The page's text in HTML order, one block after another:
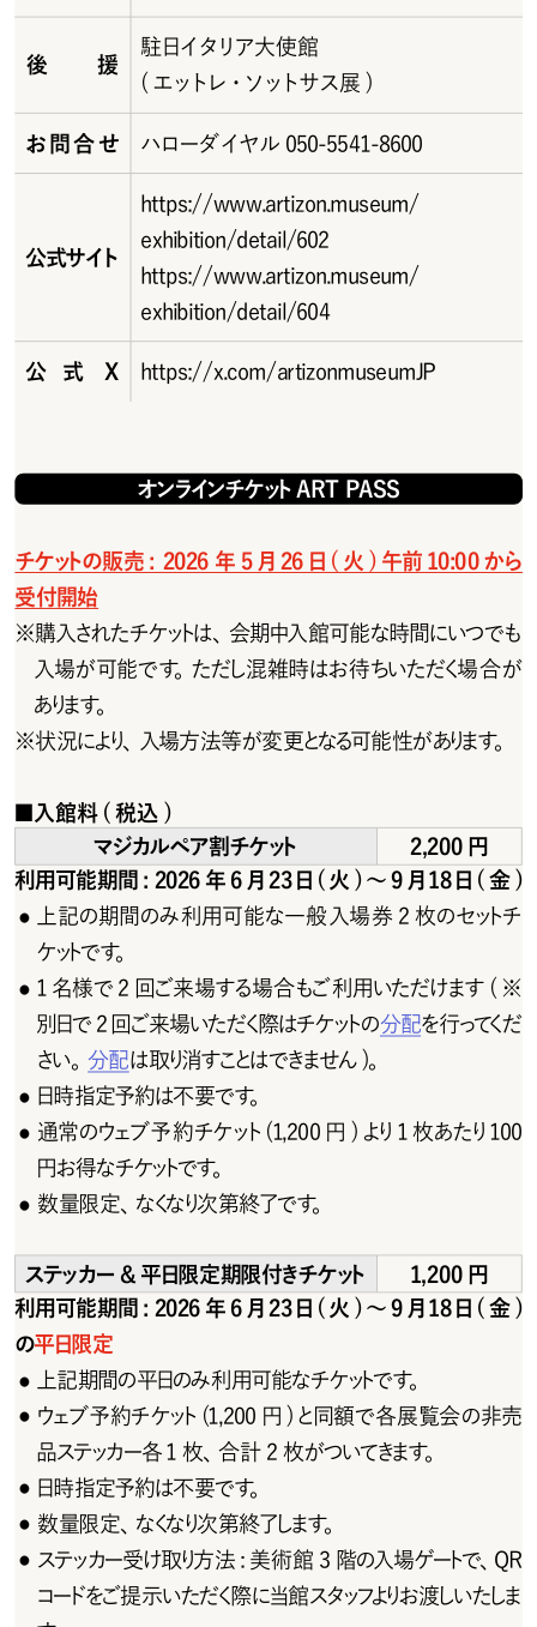
後援
駐日イタリア大使館
( エットレ・ソットサス展 )
お問合せ ハローダイヤル050-5541-8600
公式サイト
https://www.artizon.museum/
exhibition/detail/602
https://www.artizon.museum/
exhibition/detail/604
公式X https://x.com/artizonmuseumJP
オンラインチ ケット A R T   P A S S
チケットの販売: 2026 年5月26日(火)午前10:00から
受付開始
※購入されたチケットは、会期中入館可能な時間にいつでも
入場が可能です。ただし混雑時はお待ちいただく場合が
あります。
※状 況により、入 場 方 法 等が 変 更となる可 能 性 があります。
■ 入館料(税込)
マジカル ペア 割 チ ケット
2,200円
利用可能期間: 2026年6月23日(火)～9月18日(金)
●
上記の期間のみ利用可能な一般入場券2 枚のセットチ
ケットで す。
● 1 名様で 2 回ご来場する場合もご利用いただけます ( ※
別日で 2 回ご 来 場 い た だく際 は チ ケットの 分配を行ってくだ
さい。 分配は取り消すことはできません )。
● 日時指定予約は不要です。
● 通常のウェブ予約チケット(1,200円)より1枚あたり100
円 お 得 な チ ケットで す。
● 数 量限 定、なくなり次 第終了です。
ステッカー & 平日限 定 期 限 付きチ ケット
1,200円
利用可能期間: 2026年6月23日(火)～9月18日(金)
の平日限定
●
上 記 期 間 の 平日の み 利 用 可 能 な チ ケットで す。
● ウェブ予約チケット(1,200円)と同額で各展覧会の非売
品ステッカー各 1 枚、合計 2 枚がついてきます。
● 日時指定予約は不要です。
● 数 量限 定、なくなり次 第終了します。
● ステッカー受け取り方 法 : 美 術 館 3 階の入 場 ゲートで、Q R
コードをご提示いただく際に当館スタッフよりお渡しいたしま